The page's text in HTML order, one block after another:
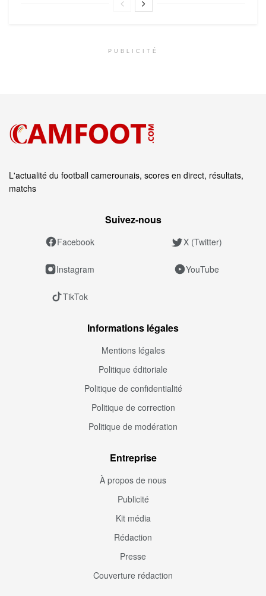
PUBLICITÉ
L'actualité du football camerounais, scores en direct, résultats,
matchs
Suivez‑nous
Facebook X (Twitter)
Instagram YouTube
TikTok
Informations légales
Mentions légales
Politique éditoriale
Politique de confidentialité
Politique de correction
Politique de modération
Entreprise
À propos de nous
Publicité
Kit média
Rédaction
Presse
Couverture rédaction